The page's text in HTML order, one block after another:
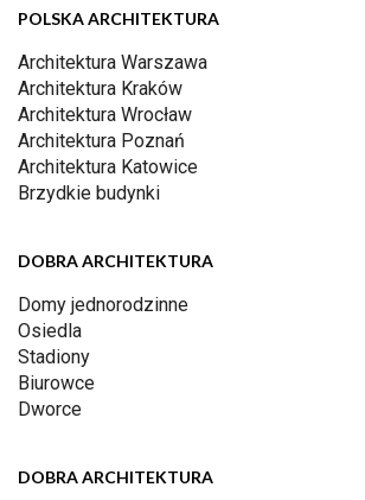
POLSKA ARCHITEKTURA
Architektura Warszawa
Architektura Kraków
Architektura Wrocław
Architektura Poznań
Architektura Katowice
Brzydkie budynki
DOBRA ARCHITEKTURA
Domy jednorodzinne
Osiedla
Stadiony
Biurowce
Dworce
DOBRA ARCHITEKTURA